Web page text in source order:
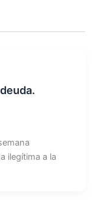
ilegítima a la